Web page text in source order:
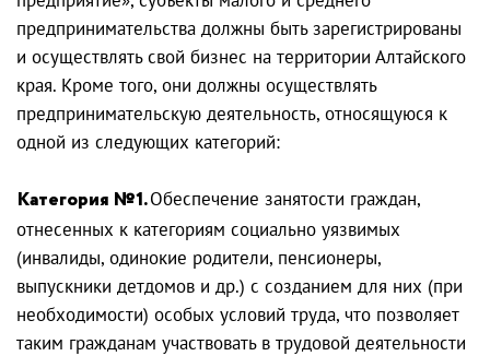
предпринимательства должны быть зарегистрированы
и осуществлять свой бизнес на территории Алтайского
края. Кроме того, они должны осуществлять
предпринимательскую деятельность, относящуюся к
одной из следующих категорий:
Категория №1.Обеспечение занятости граждан,
отнесенных к категориям социально уязвимых
(инвалиды, одинокие родители, пенсионеры,
выпускники детдомов и др.) с созданием для них (при
необходимости) особых условий труда, что позволяет
таким гражданам участвовать в трудовой деятельности